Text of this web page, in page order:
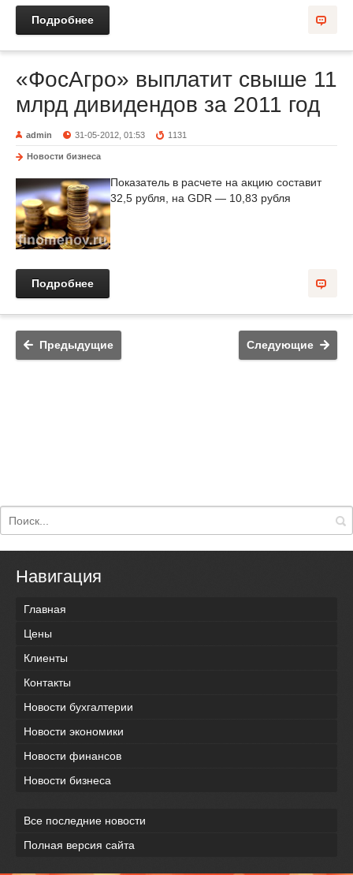
Подробнее
«ФосАгро» выплатит свыше 11
млрд дивидендов за 2011 год
admin 31-05-2012, 01:53 1131
Новости бизнеса
Показатель в расчете на акцию составит
32,5 рубля, на GDR — 10,83 рубля
Подробнее
Предыдущие Следующие
Навигация
Главная
Цены
Клиенты
Контакты
Новости бухгалтерии
Новости экономики
Новости финансов
Новости бизнеса
Все последние новости
Полная версия сайта